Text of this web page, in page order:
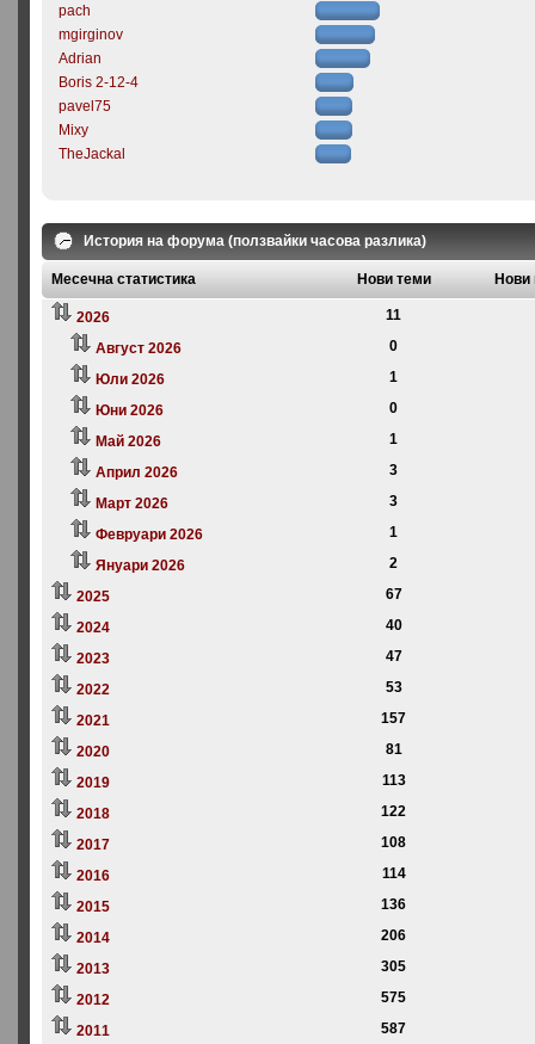
pach
mgirginov
Adrian
Boris 2-12-4
pavel75
Mixy
TheJackal
История на форума (ползвайки часова разлика)
Месечна статистика Нови теми Нови
2026
11
Август 2026
0
Юли 2026
1
Юни 2026
0
Май 2026
1
Април 2026
3
Март 2026
3
Февруари 2026
1
Януари 2026
2
2025
67
2024
40
2023
47
2022
53
2021
157
2020
81
2019
113
2018
122
2017
108
2016
114
2015
136
2014
206
2013
305
2012
575
2011
587